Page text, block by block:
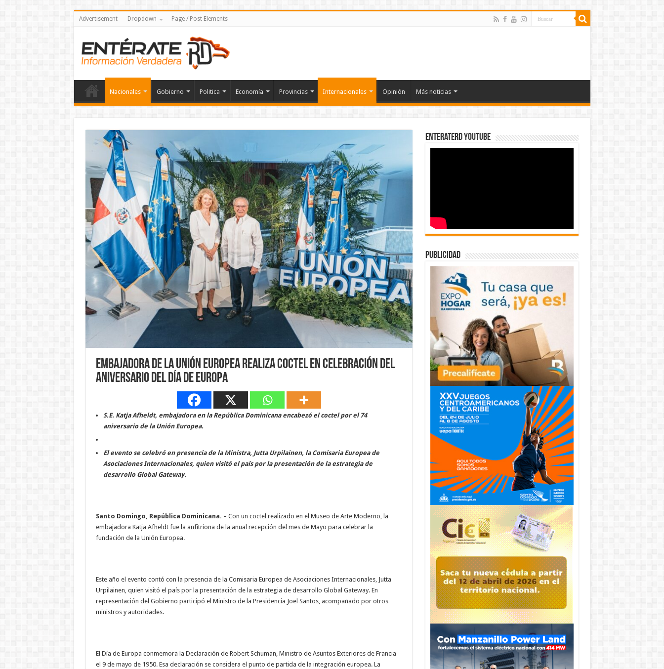
Advertisement Dropdown Page / Post Elements
Nacionales Gobierno Politica Economía Provincias Internacionales Opinión Más noticias
Embajadora de la Unión Europea realiza coctel en celebración del
aniversario del Día de Europa
S.E. Katja Afheldt, embajadora en la República Dominicana encabezó el coctel por el 74
aniversario de la Unión Europea.
El evento se celebró en presencia de la Ministra, Jutta Urpilainen, la Comisaria Europea de
Asociaciones Internacionales, quien visitó el país por la presentación de la estrategia de
desarrollo Global Gateway.
Santo Domingo, República Dominicana. – Con un coctel realizado en el Museo de Arte Moderno, la
embajadora Katja Afheldt fue la anfitriona de la anual recepción del mes de Mayo para celebrar la
fundación de la Unión Europea.
Este año el evento contó con la presencia de la Comisaria Europea de Asociaciones Internacionales, Jutta
Urpilainen, quien visitó el país por la presentación de la estrategia de desarrollo Global Gateway. En
representación del Gobierno participó el Ministro de la Presidencia Joel Santos, acompañado por otros
ministros y autoridades.
El Día de Europa conmemora la Declaración de Robert Schuman, Ministro de Asuntos Exteriores de Francia
el 9 de mayo de 1950. Esa declaración se considera el punto de partida de la integración europea. La
EnterateRD YOUTUBE
publicidad